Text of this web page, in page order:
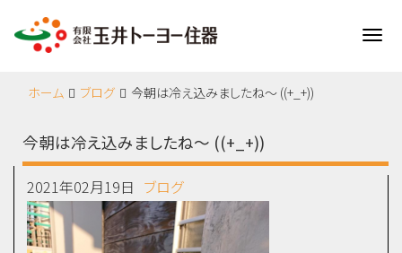
ホーム ブログ 今朝は冷え込みましたね～ ((+_+))
今朝は冷え込みましたね～ ((+_+))
2021年02月19日 ブログ